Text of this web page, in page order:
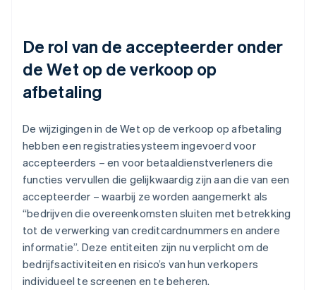
De rol van de accepteerder onder
de Wet op de verkoop op
afbetaling
De wijzigingen in de Wet op de verkoop op afbetaling
hebben een registratiesysteem ingevoerd voor
accepteerders – en voor betaaldienstverleners die
functies vervullen die gelijkwaardig zijn aan die van een
accepteerder – waarbij ze worden aangemerkt als
“bedrijven die overeenkomsten sluiten met betrekking
tot de verwerking van creditcardnummers en andere
informatie”. Deze entiteiten zijn nu verplicht om de
bedrijfsactiviteiten en risico’s van hun verkopers
individueel te screenen en te beheren.